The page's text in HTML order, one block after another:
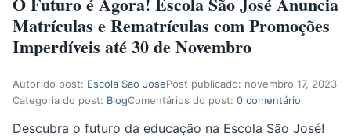
Matrículas e Rematrículas com Promoções
Imperdíveis até 30 de Novembro
Autor do post: Escola Sao JosePost publicado: novembro 17, 2023
Categoria do post: BlogComentários do post: 0 comentário
Descubra o futuro da educação na Escola São José!